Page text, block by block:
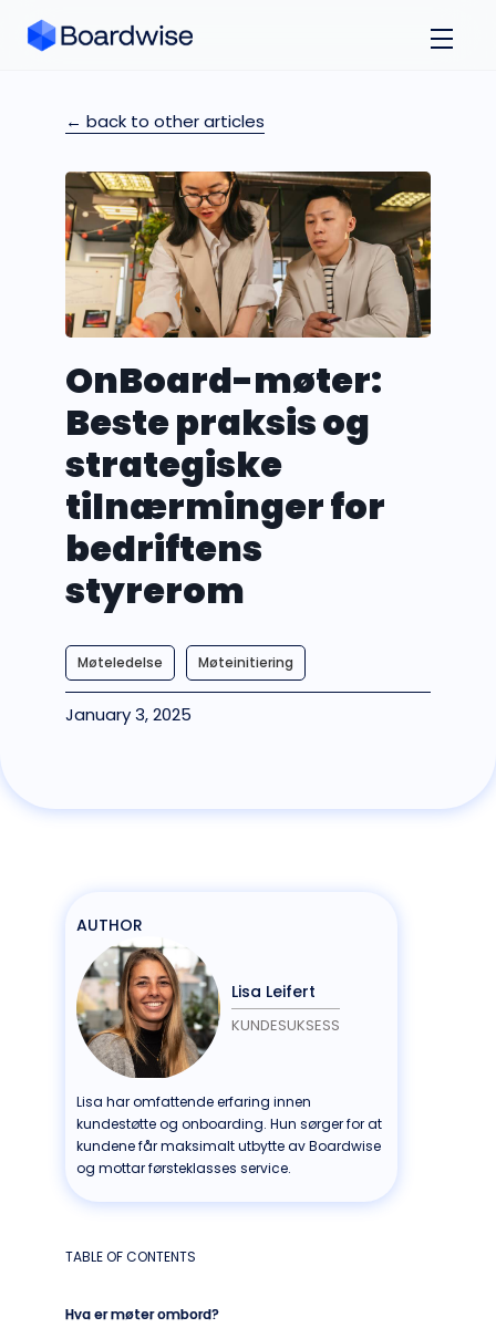
← back to other articles
OnBoard-møter:
Beste praksis og
strategiske
tilnærminger for
bedriftens
styrerom
Møteledelse Møteinitiering
January 3, 2025
AUTHOR
Lisa Leifert
KUNDESUKSESS
Lisa har omfattende erfaring innen
kundestøtte og onboarding. Hun sørger for at
kundene får maksimalt utbytte av Boardwise
og mottar førsteklasses service.
TABLE OF CONTENTS
Hva er møter ombord?